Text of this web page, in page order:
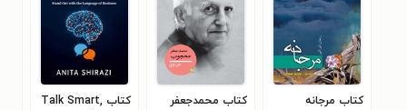
کتاب مرجانه
کتاب محمدجعفر
کتاب Talk Smart,